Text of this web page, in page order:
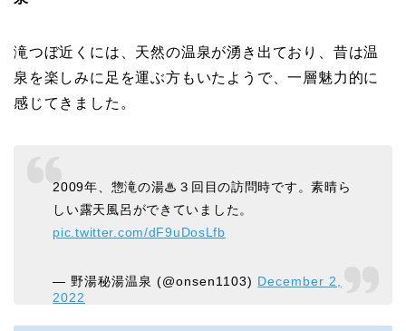
滝つぼ近くには、天然の温泉が湧き出ており、昔は温
泉を楽しみに足を運ぶ方もいたようで、一層魅力的に
感じてきました。
2009年、惣滝の湯♨３回目の訪問時です。素晴ら
しい露天風呂ができていました。
pic.twitter.com/dF9uDosLfb
— 野湯秘湯温泉 (@onsen1103) December 2,
2022